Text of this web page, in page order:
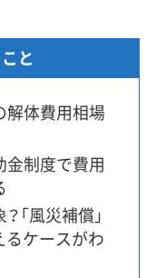
と
解体費用相場
制度で費用
「風災補償」
るケースがわ